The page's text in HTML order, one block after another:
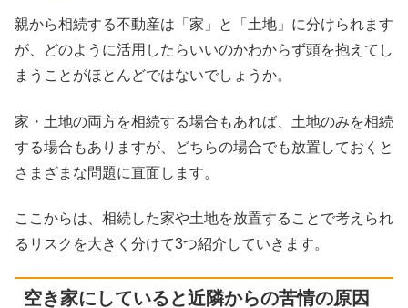
親から相続する不動産は「家」と「土地」に分けられます
が、どのように活用したらいいのかわからず頭を抱えてし
まうことがほとんどではないでしょうか。
家・土地の両方を相続する場合もあれば、土地のみを相続
する場合もありますが、どちらの場合でも放置しておくと
さまざまな問題に直面します。
ここからは、相続した家や土地を放置することで考えられ
るリスクを大きく分けて3つ紹介していきます。
空き家にしていると近隣からの苦情の原因